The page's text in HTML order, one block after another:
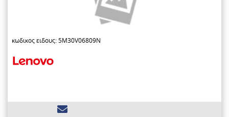
κωδικος ειδους: 5M30V06809N